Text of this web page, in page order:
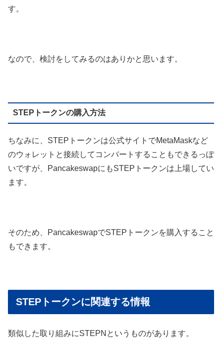
す。
なので、検討をしてみるのはありかと思います。
STEPトークンの購入方法
ちなみに、STEPトークンは公式サイトでMetaMaskなど
のウォレットと接続してコンバートすることもできるっぽ
いですが、PancakeswapにもSTEPトークンは上場してい
ます。
そのため、PancakeswapでSTEPトークンを購入すること
もできます。
STEPトークンに関連する情報
類似した取り組みにSTEPNというものがあります。